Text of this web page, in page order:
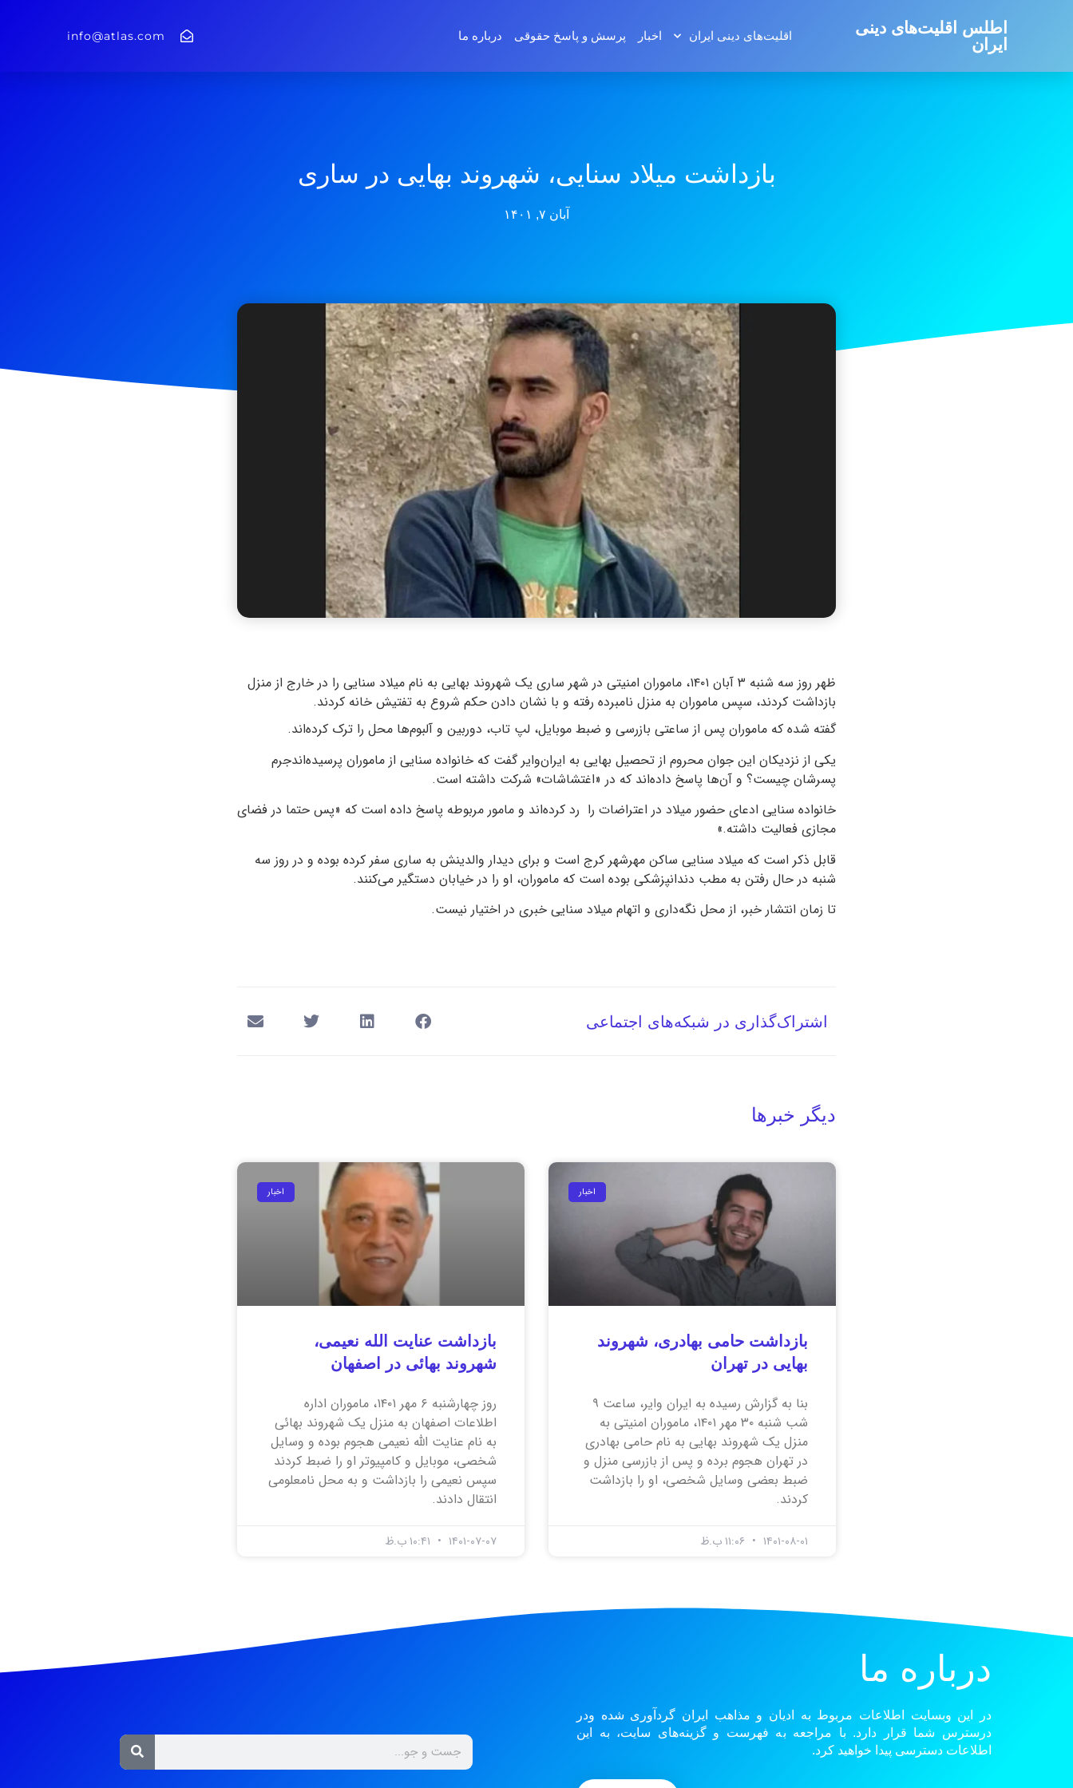
اطلس اقلیت‌های دینی
ایران
اقلیت‌های دینی ایران اخبار پرسش و پاسخ‌ حقوقی درباره ما info@atlas.com
بازداشت میلاد سنایی، شهروند بهایی در ساری
آبان ۷, ۱۴۰۱
ظهر روز سه شنبه ۳ آبان ۱۴۰۱، ماموران امنیتی در شهر ساری یک شهروند بهایی به نام میلاد سنایی را در خارج از منزل
بازداشت کردند، سپس ماموران به منزل نامبرده رفته و با نشان دادن حکم شروع به تفتیش خانه کردند.
گفته شده که ماموران پس از ساعتی بازرسی و ضبط موبایل، لپ تاب، دوربین و آلبوم‌ها محل را ترک کرده‌اند.
یکی از نزدیکان این جوان محروم از تحصیل بهایی به ایران‌وایر گفت که خانواده سنایی از ماموران پرسیده‌اندجرم
پسرشان چیست؟ و آن‌ها پاسخ داده‌اند که در «اغتشاشات» شرکت داشته است.
خانواده سنایی ادعای حضور میلاد در اعتراضات را رد کرده‌اند و مامور مربوطه پاسخ داده است که «پس حتما در فضای
مجازی فعالیت داشته.»
قابل ذکر است که میلاد سنایی ساکن مهرشهر کرج است و برای دیدار والدینش به ساری سفر کرده بوده و در روز سه
شنبه در حال رفتن به مطب دندانپزشکی بوده است که ماموران، او را در خیابان دستگیر می‌کنند.
تا زمان انتشار خبر، از محل نگه‌داری و اتهام میلاد سنایی خبری در اختیار نیست.
اشتراک‌گذاری در شبکه‌های اجتماعی
دیگر خبرها
اخبار
بازداشت حامی بهادری، شهروند
بهایی در تهران
بنا به گزارش رسیده به ایران وایر، ساعت ۹
شب شنبه ۳۰ مهر ۱۴۰۱، ماموران امنیتی به
منزل یک شهروند بهایی به نام حامی بهادری
در تهران هجوم برده و پس از بازرسی منزل و
ضبط بعضی وسایل شخصی، او را بازداشت
کردند.
۱۴۰۱-۰۸-۰۱
اخبار
بازداشت عنایت الله نعیمی،
شهروند بهائی در اصفهان
روز چهارشنبه ۶ مهر ۱۴۰۱، ماموران اداره
اطلاعات اصفهان به منزل یک شهروند بهائی
به نام عنایت ‌الله نعیمی هجوم بوده و وسایل
شخصی، موبایل و کامپیوتر او را ضبط کردند
سپس نعیمی را بازداشت و به محل نامعلومی
انتقال دادند.
۱۴۰۱-۰۷-۰۷
درباره ما
در این وبسایت اطلاعات مربوط به ادیان و مذاهب ایران گردآوری شده ودر
درسترس شما قرار دارد. با مراجعه به فهرست و گزینه‌های سایت، به این
اطلاعات دسترسی پیدا خواهید کرد.